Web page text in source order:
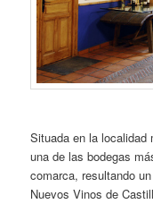
Situada en la localidad
una de las bodegas
comarca, resultando
Nuevos Vinos de